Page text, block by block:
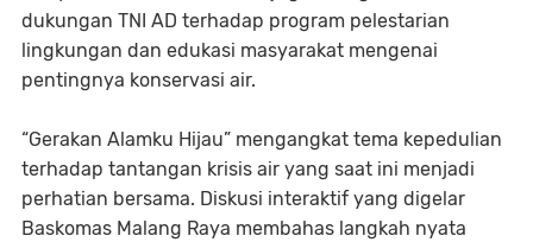
dukungan TNI AD terhadap program pelestarian
lingkungan dan edukasi masyarakat mengenai
pentingnya konservasi air.
“Gerakan Alamku Hijau” mengangkat tema kepedulian
terhadap tantangan krisis air yang saat ini menjadi
perhatian bersama. Diskusi interaktif yang digelar
Baskomas Malang Raya membahas langkah nyata